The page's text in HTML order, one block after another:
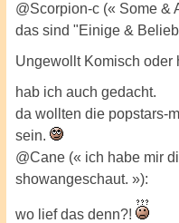
@Scorpion-c (« Some &
das sind "Einige &
Ungewollt Komisch oder
hab ich auch gedacht.
da wollten die popstars-
sein.
@Cane (« ich habe mir
showangeschaut. »):
wo lief das denn?!